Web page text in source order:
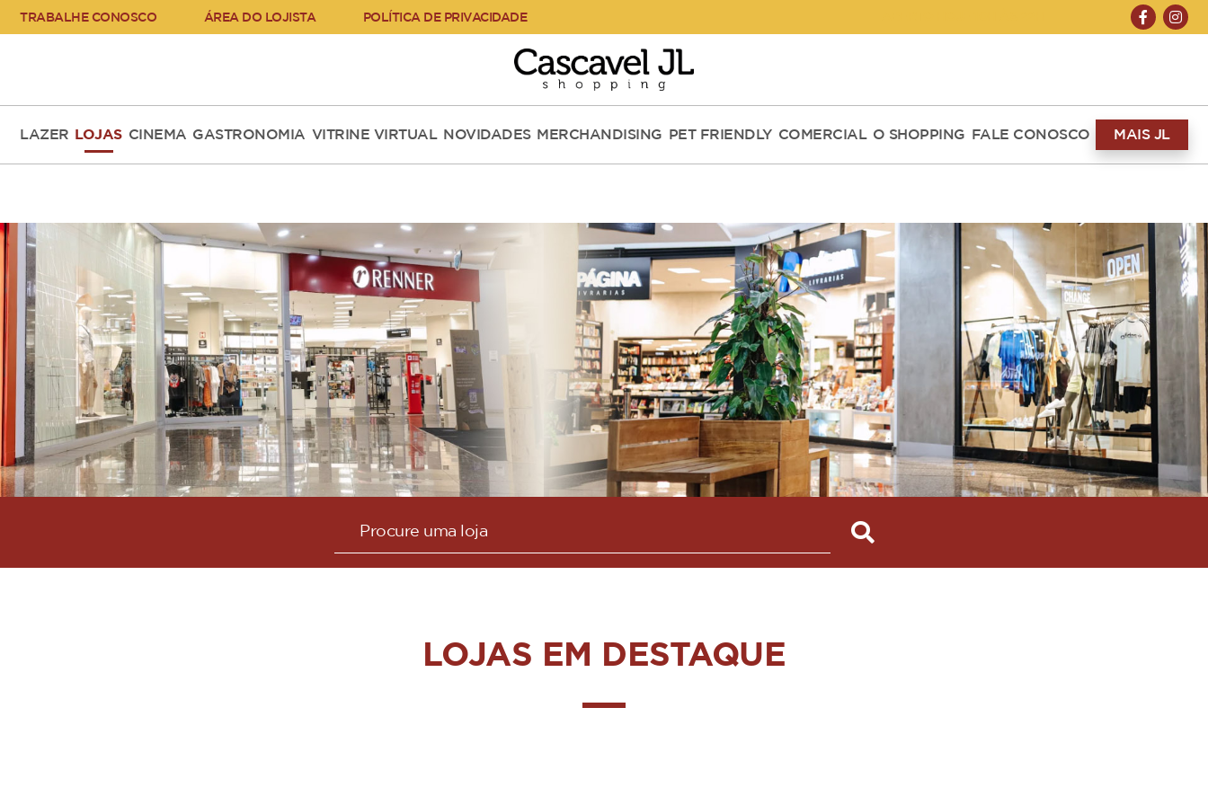
TRABALHE CONOSCO ÁREA DO LOJISTA POLÍTICA DE PRIVACIDADE
LAZER LOJAS CINEMA GASTRONOMIA VITRINE VIRTUAL NOVIDADES MERCHANDISING PET FRIENDLY COMERCIAL O SHOPPING FALE CONOSCO MAIS JL
LOJAS EM DESTAQUE